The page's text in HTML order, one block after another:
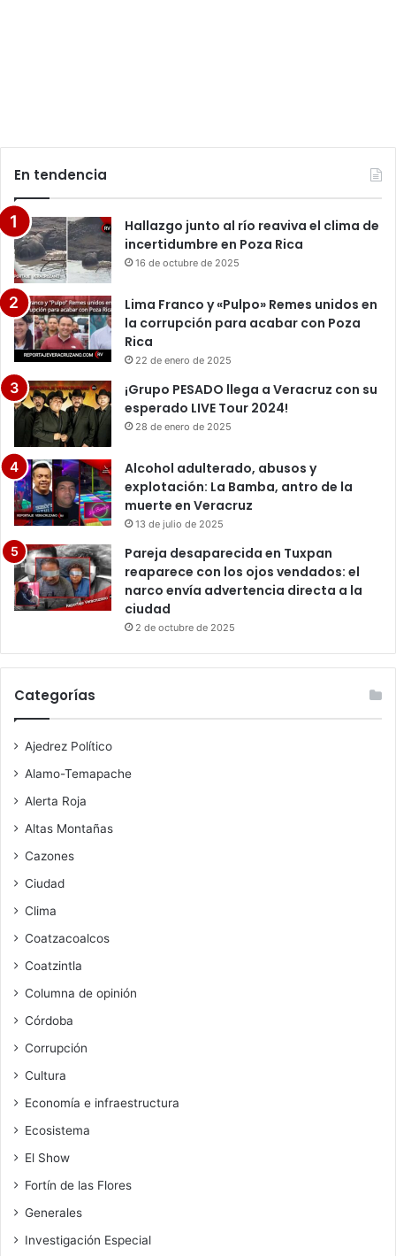
En tendencia
Hallazgo junto al río reaviva el clima de
incertidumbre en Poza Rica
16 de octubre de 2025
Lima Franco y «Pulpo» Remes unidos en
la corrupción para acabar con Poza
Rica
22 de enero de 2025
¡Grupo PESADO llega a Veracruz con su
esperado LIVE Tour 2024!
28 de enero de 2025
Alcohol adulterado, abusos y
explotación: La Bamba, antro de la
muerte en Veracruz
13 de julio de 2025
Pareja desaparecida en Tuxpan
reaparece con los ojos vendados: el
narco envía advertencia directa a la
ciudad
2 de octubre de 2025
Categorías
Ajedrez Político
Alamo-Temapache
Alerta Roja
Altas Montañas
Cazones
Ciudad
Clima
Coatzacoalcos
Coatzintla
Columna de opinión
Córdoba
Corrupción
Cultura
Economía e infraestructura
Ecosistema
El Show
Fortín de las Flores
Generales
Investigación Especial